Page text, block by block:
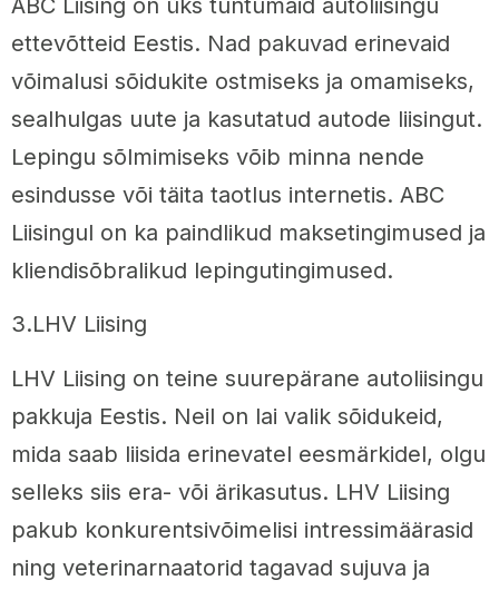
ABC Liising on üks tuntumaid autoliisingu
ettevõtteid Eestis. Nad pakuvad erinevaid
võimalusi sõidukite ostmiseks ja omamiseks,
sealhulgas uute ja kasutatud autode liisingut.
Lepingu sõlmimiseks võib minna nende
esindusse või täita taotlus internetis. ABC
Liisingul on ka paindlikud maksetingimused ja
kliendisõbralikud lepingutingimused.
3.LHV Liising
LHV Liising on teine suurepärane autoliisingu
pakkuja Eestis. Neil on lai valik sõidukeid,
mida saab liisida erinevatel eesmärkidel, olgu
selleks siis era- või ärikasutus. LHV Liising
pakub konkurentsivõimelisi intressimäärasid
ning veterinarnaatorid tagavad sujuva ja